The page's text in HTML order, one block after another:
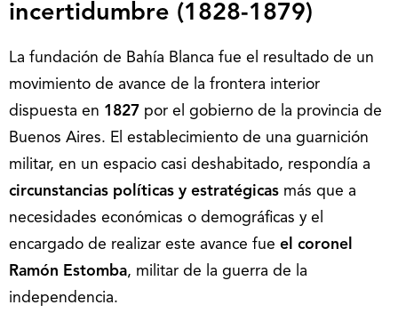
incertidumbre (1828-1879)
La fundación de Bahía Blanca fue el resultado de un
movimiento de avance de la frontera interior
dispuesta en 1827 por el gobierno de la provincia de
Buenos Aires. El establecimiento de una guarnición
militar, en un espacio casi deshabitado, respondía a
circunstancias políticas y estratégicas más que a
necesidades económicas o demográficas y el
encargado de realizar este avance fue el coronel
Ramón Estomba, militar de la guerra de la
independencia.